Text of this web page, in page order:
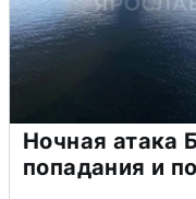
Ночная атака
попадания и